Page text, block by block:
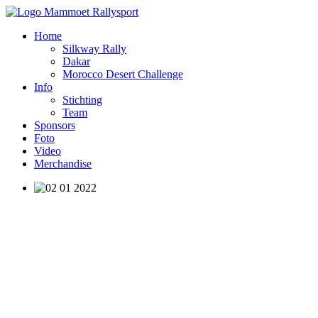
Home
Silkway Rally
Dakar
Morocco Desert Challenge
Info
Stichting
Team
Sponsors
Foto
Video
Merchandise